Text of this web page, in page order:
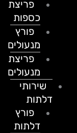
פריצת
כספות
פורץ
מנעולים
פריצת
מנעולים
שירותי
דלתות
פורץ
דלתות